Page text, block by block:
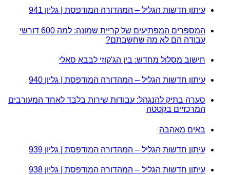
עיתון חדשות הגליל – המהדורה המודפסת | גליון 941
המספרים המפתיעים של קריית שמונה: למה 600 דורשי
עבודה הם לא מה שחשבתם?
חישוב מסלול מחדש: בין הג'קוזי לבבא סאלי
עיתון חדשות הגליל – המהדורה המודפסת | גליון 940
סערה בתיק להנגהל: עבודות שירות בלבד לאחד המעורבים
המרכזיים בקטטה
באים מאהבה
עיתון חדשות הגליל – המהדורה המודפסת | גליון 939
עיתון חדשות הגליל – המהדורה המודפסת | גליון 938